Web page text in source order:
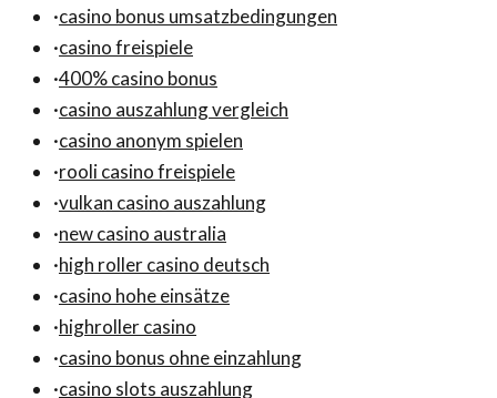
·casino bonus umsatzbedingungen
·casino freispiele
·400% casino bonus
·casino auszahlung vergleich
·casino anonym spielen
·rooli casino freispiele
·vulkan casino auszahlung
·new casino australia
·high roller casino deutsch
·casino hohe einsätze
·highroller casino
·casino bonus ohne einzahlung
·casino slots auszahlung